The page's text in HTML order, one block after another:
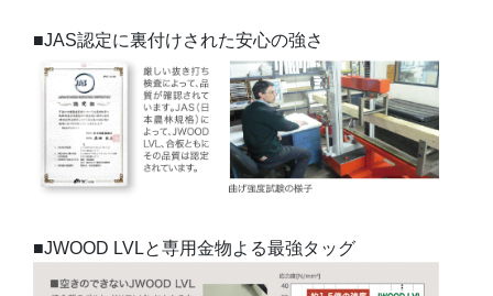
■JAS認定に裏付けされた安心の強さ
■JWOOD LVLと専用金物よる最強タッグ